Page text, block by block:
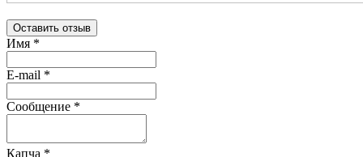
Оставить отзыв
Имя *
E-mail *
Сообщение *
Капча *